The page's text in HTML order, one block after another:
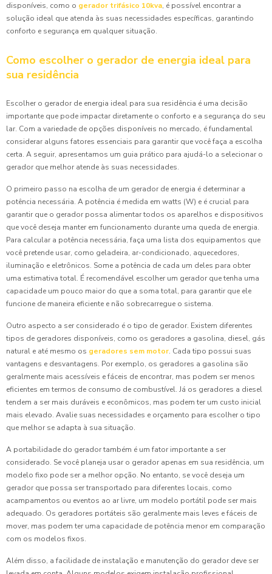
disponíveis, como o gerador trifásico 10kva, é possível encontrar a
solução ideal que atenda às suas necessidades específicas, garantindo
conforto e segurança em qualquer situação.
Como escolher o gerador de energia ideal para
sua residência
Escolher o gerador de energia ideal para sua residência é uma decisão
importante que pode impactar diretamente o conforto e a segurança do seu
lar. Com a variedade de opções disponíveis no mercado, é fundamental
considerar alguns fatores essenciais para garantir que você faça a escolha
certa. A seguir, apresentamos um guia prático para ajudá-lo a selecionar o
gerador que melhor atende às suas necessidades.
O primeiro passo na escolha de um gerador de energia é determinar a
potência necessária. A potência é medida em watts (W) e é crucial para
garantir que o gerador possa alimentar todos os aparelhos e dispositivos
que você deseja manter em funcionamento durante uma queda de energia.
Para calcular a potência necessária, faça uma lista dos equipamentos que
você pretende usar, como geladeira, ar-condicionado, aquecedores,
iluminação e eletrônicos. Some a potência de cada um deles para obter
uma estimativa total. É recomendável escolher um gerador que tenha uma
capacidade um pouco maior do que a soma total, para garantir que ele
funcione de maneira eficiente e não sobrecarregue o sistema.
Outro aspecto a ser considerado é o tipo de gerador. Existem diferentes
tipos de geradores disponíveis, como os geradores a gasolina, diesel, gás
natural e até mesmo os geradores sem motor. Cada tipo possui suas
vantagens e desvantagens. Por exemplo, os geradores a gasolina são
geralmente mais acessíveis e fáceis de encontrar, mas podem ser menos
eficientes em termos de consumo de combustível. Já os geradores a diesel
tendem a ser mais duráveis e econômicos, mas podem ter um custo inicial
mais elevado. Avalie suas necessidades e orçamento para escolher o tipo
que melhor se adapta à sua situação.
A portabilidade do gerador também é um fator importante a ser
considerado. Se você planeja usar o gerador apenas em sua residência, um
modelo fixo pode ser a melhor opção. No entanto, se você deseja um
gerador que possa ser transportado para diferentes locais, como
acampamentos ou eventos ao ar livre, um modelo portátil pode ser mais
adequado. Os geradores portáteis são geralmente mais leves e fáceis de
mover, mas podem ter uma capacidade de potência menor em comparação
com os modelos fixos.
Além disso, a facilidade de instalação e manutenção do gerador deve ser